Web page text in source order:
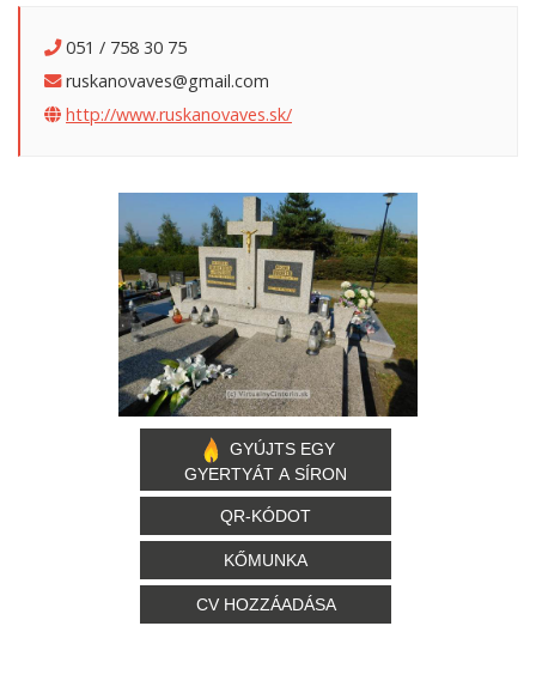
051 / 758 30 75
ruskanovaves@gmail.com
http://www.ruskanovaves.sk/
GYÚJTS EGY
GYERTYÁT A SÍRON
QR-KÓDOT
KŐMUNKA
CV HOZZÁADÁSA